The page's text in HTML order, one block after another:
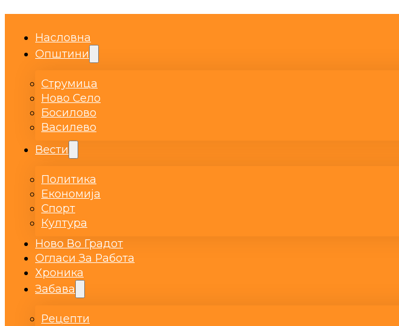
Насловна
Општини
Струмица
Ново Село
Босилово
Василево
Вести
Политика
Економија
Спорт
Култура
Ново Во Градот
Огласи За Работа
Хроника
Забава
Рецепти